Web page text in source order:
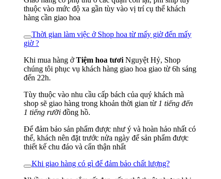
thuộc vào mức độ xa gần tùy vào vị trí cụ thể khách
hàng cần giao hoa
Thời gian làm việc ở Shop hoa từ mấy giờ đến mấy
giờ ?
Khi mua hàng ởTiệm hoa tươi Nguyệt Hỷ, Shop
chúng tôi phục vụ khách hàng giao hoa giao từ 6h sáng
đến 22h.
Tùy thuộc vào nhu cầu cấp bách của quý khách mà
shop sẽ giao hàng trong khoản thời gian từ 1 tiếng đến
1 tiếng rưỡi đồng hồ.
Để đảm bảo sản phẩm được như ý và hoàn hảo nhất có
thể, khách nên đặt trước nửa ngày để sản phẩm được
thiết kế chu đáo và cẩn thận nhất
Khi giao hàng có gì để đảm bảo chất lượng?